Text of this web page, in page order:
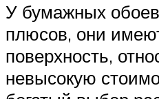
У бумажных
плюсов, они
поверхность,
невысокую